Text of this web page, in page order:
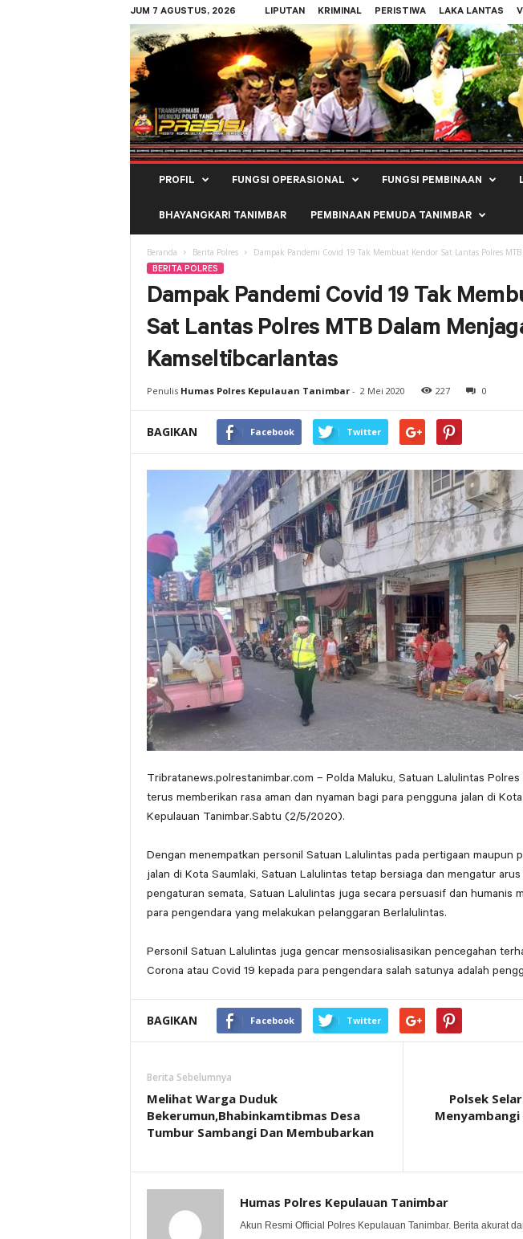
JUM 7 AGUSTUS, 2026 LIPUTAN KRIMINAL PERISTIWA LAKA LANTAS
Polres
Kepulauan
PROFIL FUNGSI OPERASIONAL FUNGSI PEMBINAAN
BHAYANGKARI TANIMBAR PEMBINAAN PEMUDA TANIMBAR
Beranda Berita Polres Dampak Pandemi Covid 19 Tak Membuat Kendor Sat Lantas Polres
BERITA POLRES
Dampak Pandemi Covid 19 Tak
Sat Lantas Polres MTB Dalam
Kamseltibcarlantas
Penulis Humas Polres Kepulauan Tanimbar- 2 Mei 2020 227 0
BAGIKAN Facebook Twitter
Tribratanews.polrestanimbar.com – Polda Maluku, Satuan Lalulintas
terus memberikan rasa aman dan nyaman bagi para pengguna jalan di
Kepulauan Tanimbar.Sabtu (2/5/2020).
Dengan menempatkan personil Satuan Lalulintas pada pertigaan maupun
jalan di Kota Saumlaki, Satuan Lalulintas tetap bersiaga dan mengatur
pengaturan semata, Satuan Lalulintas juga secara persuasif dan humanis
para pengendara yang melakukan pelanggaran Berlalulintas.
Personil Satuan Lalulintas juga gencar mensosialisasikan pencegahan
Corona atau Covid 19 kepada para pengendara salah satunya adalah
BAGIKAN Facebook Twitter
Berita Sebelumnya
Melihat Warga Duduk
Bekerumun,Bhabinkamtibmas Desa
Tumbur Sambangi Dan Membubarkan
Polsek
Menyambangi
Humas Polres Kepulauan Tanimbar
Akun Resmi Official Polres Kepulauan Tanimbar. Berita akurat